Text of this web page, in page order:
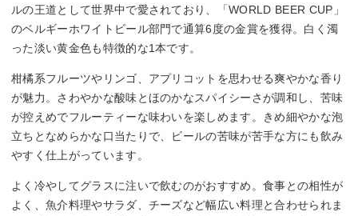
ルの王道として世界中で愛されており、「WORLD BEER CUP」
のベルギーホワイトビール部門で通算6度の金賞を獲得。白く濁
った淡い黄金色も特徴的な1本です。
柑橘系フルーツやリンゴ、アプリコットを思わせる爽やかな香り
が魅力。さわやかな酸味とほのかなスパイシーさが調和し、苦味
が控えめでフルーティーな味わいを楽しめます。きめ細やかな泡
立ちとなめらかな口当たりで、ビールの苦味が苦手な方にも飲み
やすく仕上がっています。
よく冷やしてグラスに注いで飲むのがおすすめ。食事との相性が
よく、魚介料理やサラダ、チーズなど幅広い料理と合わせられま